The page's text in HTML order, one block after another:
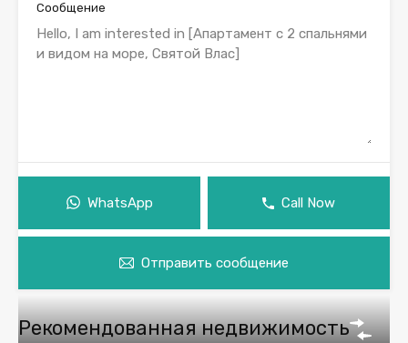
Сообщение
WhatsApp Call Now
Отправить сообщение
Рекомендованная недвижимость